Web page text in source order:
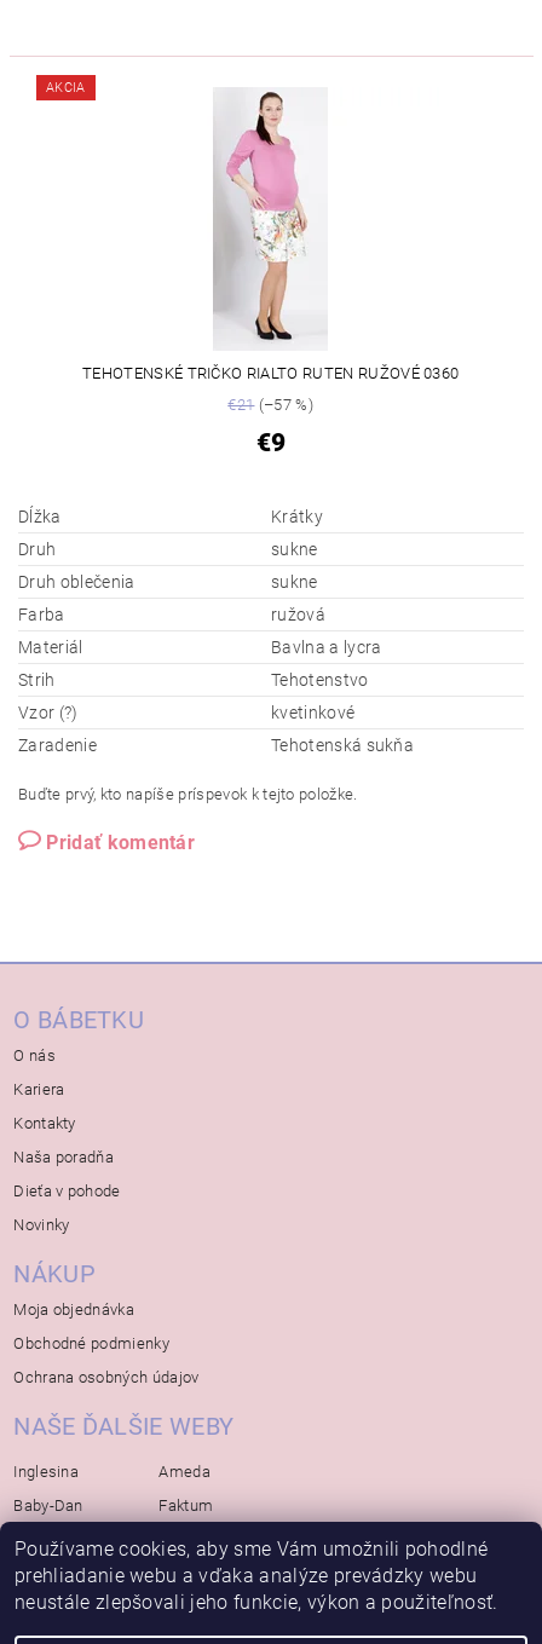
AKCIA
TEHOTENSKÉ TRIČKO RIALTO RUTEN RUŽOVÉ 0360
€21(–57 %)
€9
Dĺžka
Krátky
Druh
sukne
Druh oblečenia
sukne
Farba
ružová
Materiál
Bavlna a lycra
Strih
Tehotenstvo
Vzor (?)
kvetinkové
Zaradenie
Tehotenská sukňa
Buďte prvý, kto napíše príspevok k tejto položke.
Pridať komentár
O BÁBETKU
O nás
Kariera
Kontakty
Naša poradňa
Dieťa v pohode
Novinky
NÁKUP
Moja objednávka
Obchodné podmienky
Ochrana osobných údajov
NAŠE ĎALŠIE WEBY
Inglesina
Baby-Dan
Rialto
Bébé-Jou
Avova
Ameda
Faktum
Koelstra
Bambino-Mio
Používame cookies, aby sme Vám umožnili pohodlné
prehliadanie webu a vďaka analýze prevádzky webu
neustále zlepšovali jeho funkcie, výkon a použiteľnosť.